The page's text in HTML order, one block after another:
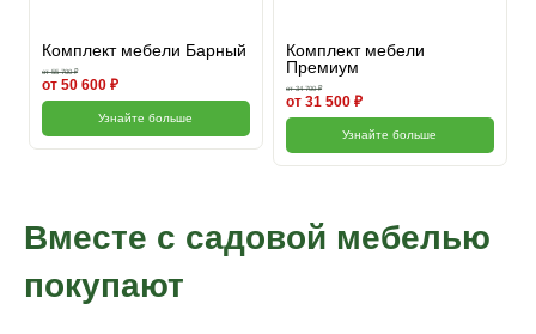
Комплект мебели Барный
от 55 700 ₽
от 50 600 ₽
Узнайте больше
Комплект мебели
Премиум
от 34 700 ₽
от 31 500 ₽
Узнайте больше
Вместе с садовой мебелью
покупают